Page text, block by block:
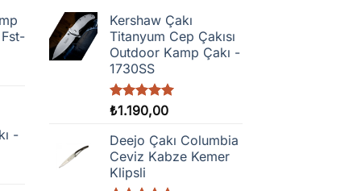
Fst-
-
Kershaw Çakı
Titanyum Cep Çakısı
Outdoor Kamp Çakı -
1730SS
5 üzerinden
oy
aldı
₺1.190,00
Deejo Çakı Columbia
Ceviz Kabze Kemer
Klipsli